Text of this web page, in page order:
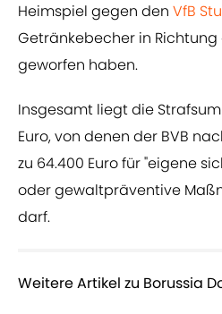
Heimspiel gegen den VfB
Getränkebecher in
geworfen haben.
Insgesamt liegt die
Euro, von denen der BVB
zu 64.400 Euro für "eigene
oder gewaltpräventive
darf.
Weitere Artikel zu Borussia